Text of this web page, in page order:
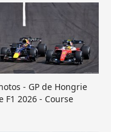
- GP de Hongrie
F1 2026 - Course